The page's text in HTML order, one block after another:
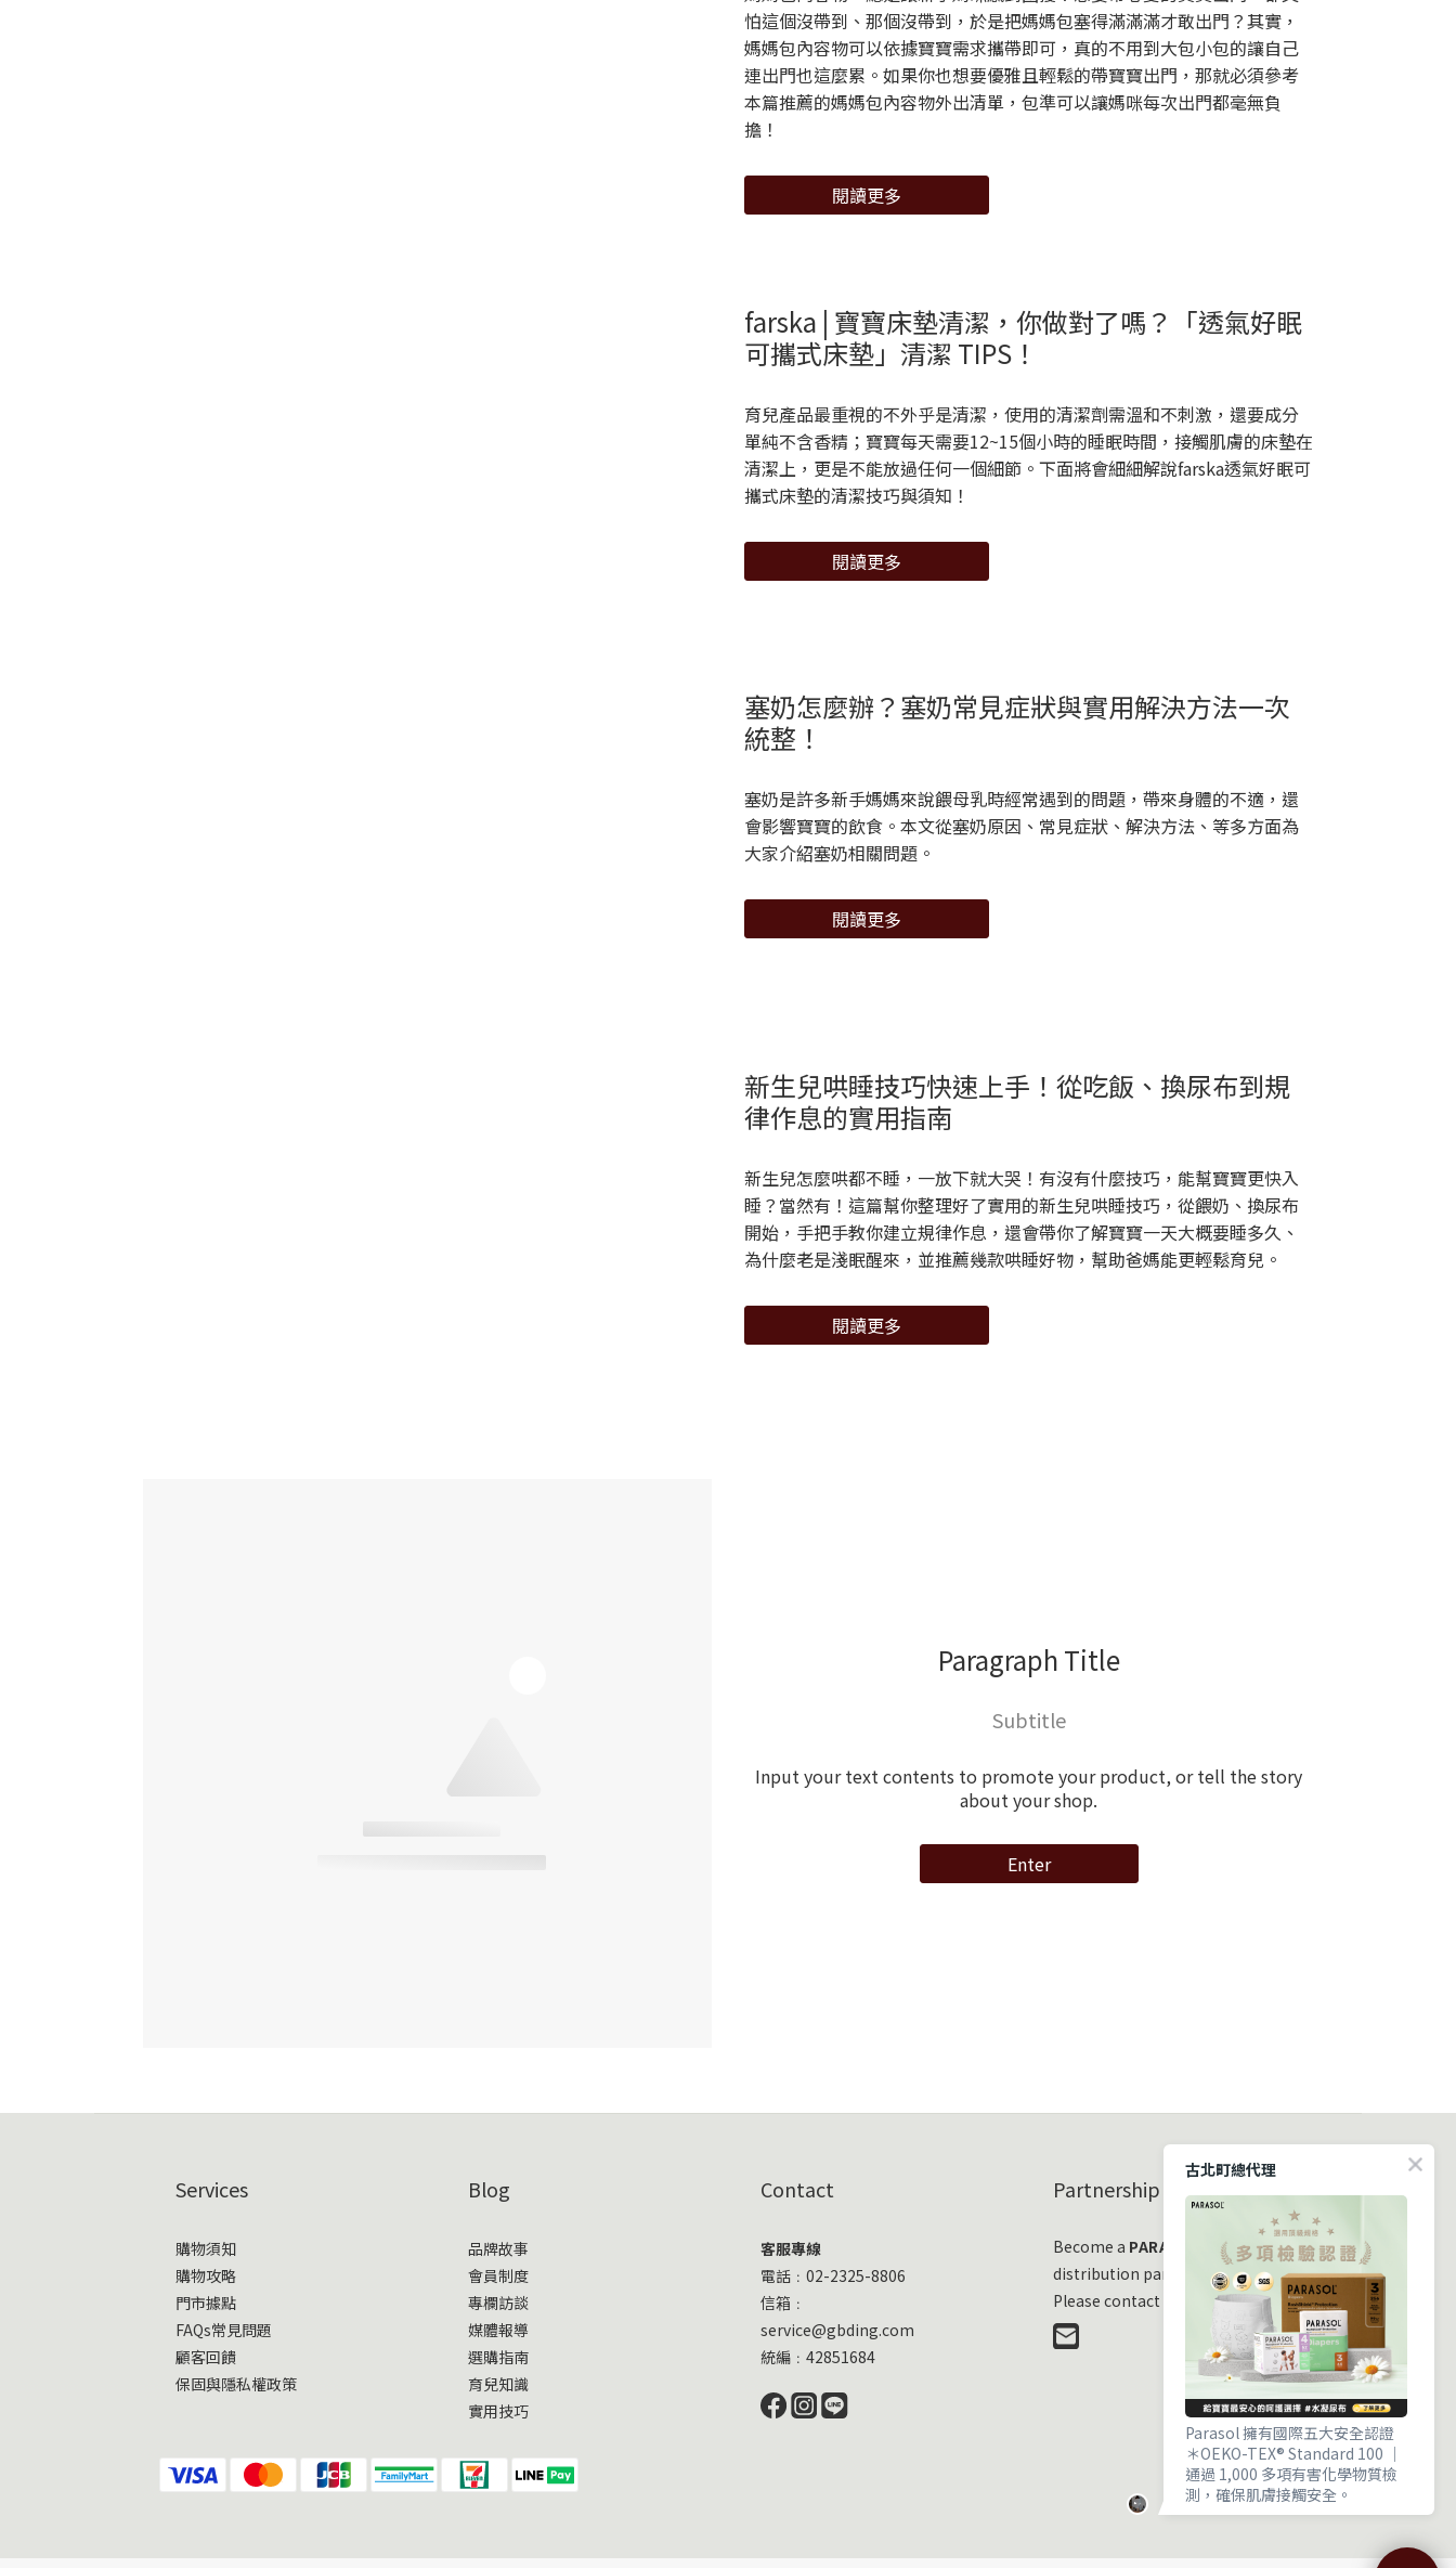
怕這個沒帶到、那個沒帶到，於是把媽媽包塞得滿滿滿才敢出門？其實，
媽媽包內容物可以依據寶寶需求攜帶即可，真的不用到大包小包的讓自己
連出門也這麼累。如果你也想要優雅且輕鬆的帶寶寶出門，那就必須參考
本篇推薦的媽媽包內容物外出清單，包準可以讓媽咪每次出門都毫無負
擔！
閱讀更多
farska | 寶寶床墊清潔，你做對了嗎？「透氣好眠
可攜式床墊」清潔 TIPS！
育兒產品最重視的不外乎是清潔，使用的清潔劑需溫和不刺激，還要成分
單純不含香精；寶寶每天需要12~15個小時的睡眠時間，接觸肌膚的床墊在
清潔上，更是不能放過任何一個細節。下面將會細細解說farska透氣好眠可
攜式床墊的清潔技巧與須知！
閱讀更多
塞奶怎麼辦？塞奶常見症狀與實用解決方法一次
統整！
塞奶是許多新手媽媽來說餵母乳時經常遇到的問題，帶來身體的不適，還
會影響寶寶的飲食。本文從塞奶原因、常見症狀、解決方法、等多方面為
大家介紹塞奶相關問題。
閱讀更多
新生兒哄睡技巧快速上手！從吃飯、換尿布到規
律作息的實用指南
新生兒怎麼哄都不睡，一放下就大哭！有沒有什麼技巧，能幫寶寶更快入
睡？當然有！這篇幫你整理好了實用的新生兒哄睡技巧，從餵奶、換尿布
開始，手把手教你建立規律作息，還會帶你了解寶寶一天大概要睡多久、
為什麼老是淺眠醒來，並推薦幾款哄睡好物，幫助爸媽能更輕鬆育兒。
閱讀更多
Paragraph Title
Subtitle
Input your text contents to promote your product, or tell the story
about your shop.
Enter
Services
購物須知
購物攻略
門市據點
FAQs常見問題
顧客回饋
保固與隱私權政策
Blog
品牌故事
會員制度
專欄訪談
媒體報導
選購指南
育兒知識
實用技巧
Contact
客服專線
電話﹕02-2325-8806
信箱﹕
service@gbding.com
統編﹕42851684
Partnership
Become a PARASOL
distribution partner
Please contact us at any time!
古北町總代理
Parasol 擁有國際五大安全認證
＊OEKO-TEX® Standard 100 ｜
通過 1,000 多項有害化學物質檢
測，確保肌膚接觸安全。
病學專家嚴審，成分透明且健康。